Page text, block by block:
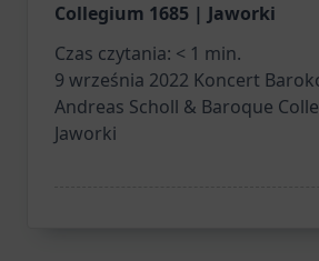
Collegium 1685 | Jaworki
Czas czytania: < 1 min.
9 września 2022 Koncert
Andreas Scholl & Baroque
Jaworki